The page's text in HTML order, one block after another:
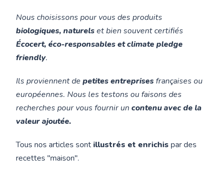
Nous choisissons pour vous des produits
biologiques, naturelset bien souvent certifiés
Écocert, éco-responsables et climate pledge
friendly.
Ils proviennent depetites entreprisesfrançaises ou
européennes. Nous les testons ou faisons des
recherches pour vous fournir uncontenu avec de la
valeur ajoutée.
Tous nos articles sont illustrés et enrichis par des
recettes "maison".